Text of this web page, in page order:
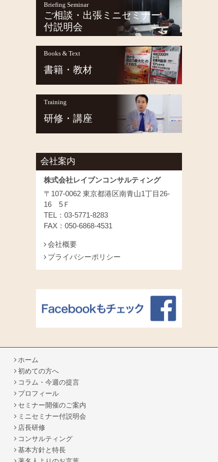
Briefing Seminar
ご相談・出張ミニセミナー
付説明会
Books & Text
書籍・教材
Training
研修・講座
会社案内
株式会社レイブンコンサルティング
〒107-0062 東京都港区南青山1丁目26-
16 5Ｆ
TEL：03-5771-8283
FAX：050-6868-4531
会社概要
プライバシーポリシー
ホーム
初めての方へ
コラム・今週の提言
プロフィール
セミナー開催のご案内
ミニセミナー付説明会
店長研修
コンサルティング
基本方針と特長